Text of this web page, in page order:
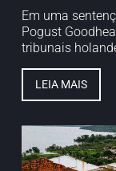
Em uma
Pogust
tribunais
LEIA MAIS